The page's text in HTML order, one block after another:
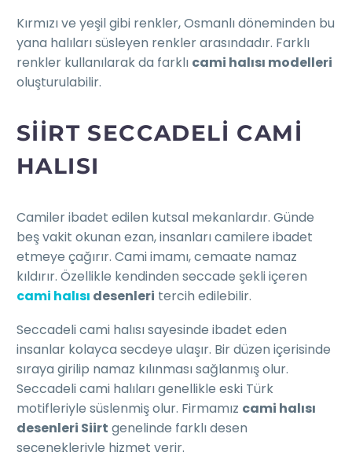
Kırmızı ve yeşil gibi renkler, Osmanlı döneminden bu
yana halıları süsleyen renkler arasındadır. Farklı
renkler kullanılarak da farklı cami halısı modelleri
oluşturulabilir.
SIIRT SECCADELI CAMI
HALISI
Camiler ibadet edilen kutsal mekanlardır. Günde
beş vakit okunan ezan, insanları camilere ibadet
etmeye çağırır. Cami imamı, cemaate namaz
kıldırır. Özellikle kendinden seccade şekli içeren
cami halısı desenleri tercih edilebilir.
Seccadeli cami halısı sayesinde ibadet eden
insanlar kolayca secdeye ulaşır. Bir düzen içerisinde
sıraya girilip namaz kılınması sağlanmış olur.
Seccadeli cami halıları genellikle eski Türk
motifleriyle süslenmiş olur. Firmamız cami halısı
desenleri Siirt genelinde farklı desen
seçenekleriyle hizmet verir.